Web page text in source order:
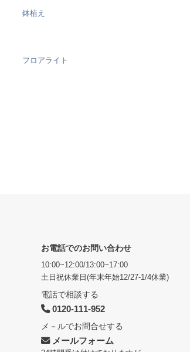
鉢植え
フロアライト
お電話でのお問い合わせ
10:00~12:00/13:00~17:00
土日祝休業日(年末年始12/27-1/4休業)
電話で相談する
0120-111-952
メ－ルでお問合せする
メールフォーム